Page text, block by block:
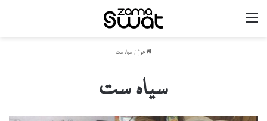
ھوم/سیاہ ست
سیاہ ست